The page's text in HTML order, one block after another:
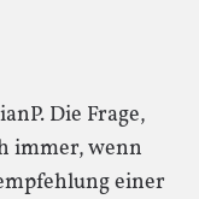
Die Frage,
immer, wenn
einer